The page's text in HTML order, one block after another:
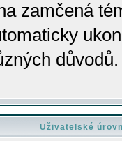
zamčená
důvodů.
Uživatelské